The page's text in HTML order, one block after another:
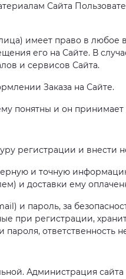
Сайта
имеет право в любое
его на Сайте. В
и сервисов Сайта.
Заказа на Сайте.
понятны и он
регистрации и внести
и точную
и доставки ему
и пароль, за
при регистрации,
ответственность
Администрация